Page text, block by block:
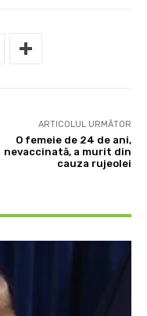
ARTICOLUL URMĂTOR
O femeie de 24 de ani,
nevaccinată, a murit din
cauza rujeolei